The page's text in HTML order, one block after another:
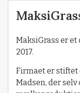
MaksiGrass er
2017.
Firmaet er stiftet
Madsen, der